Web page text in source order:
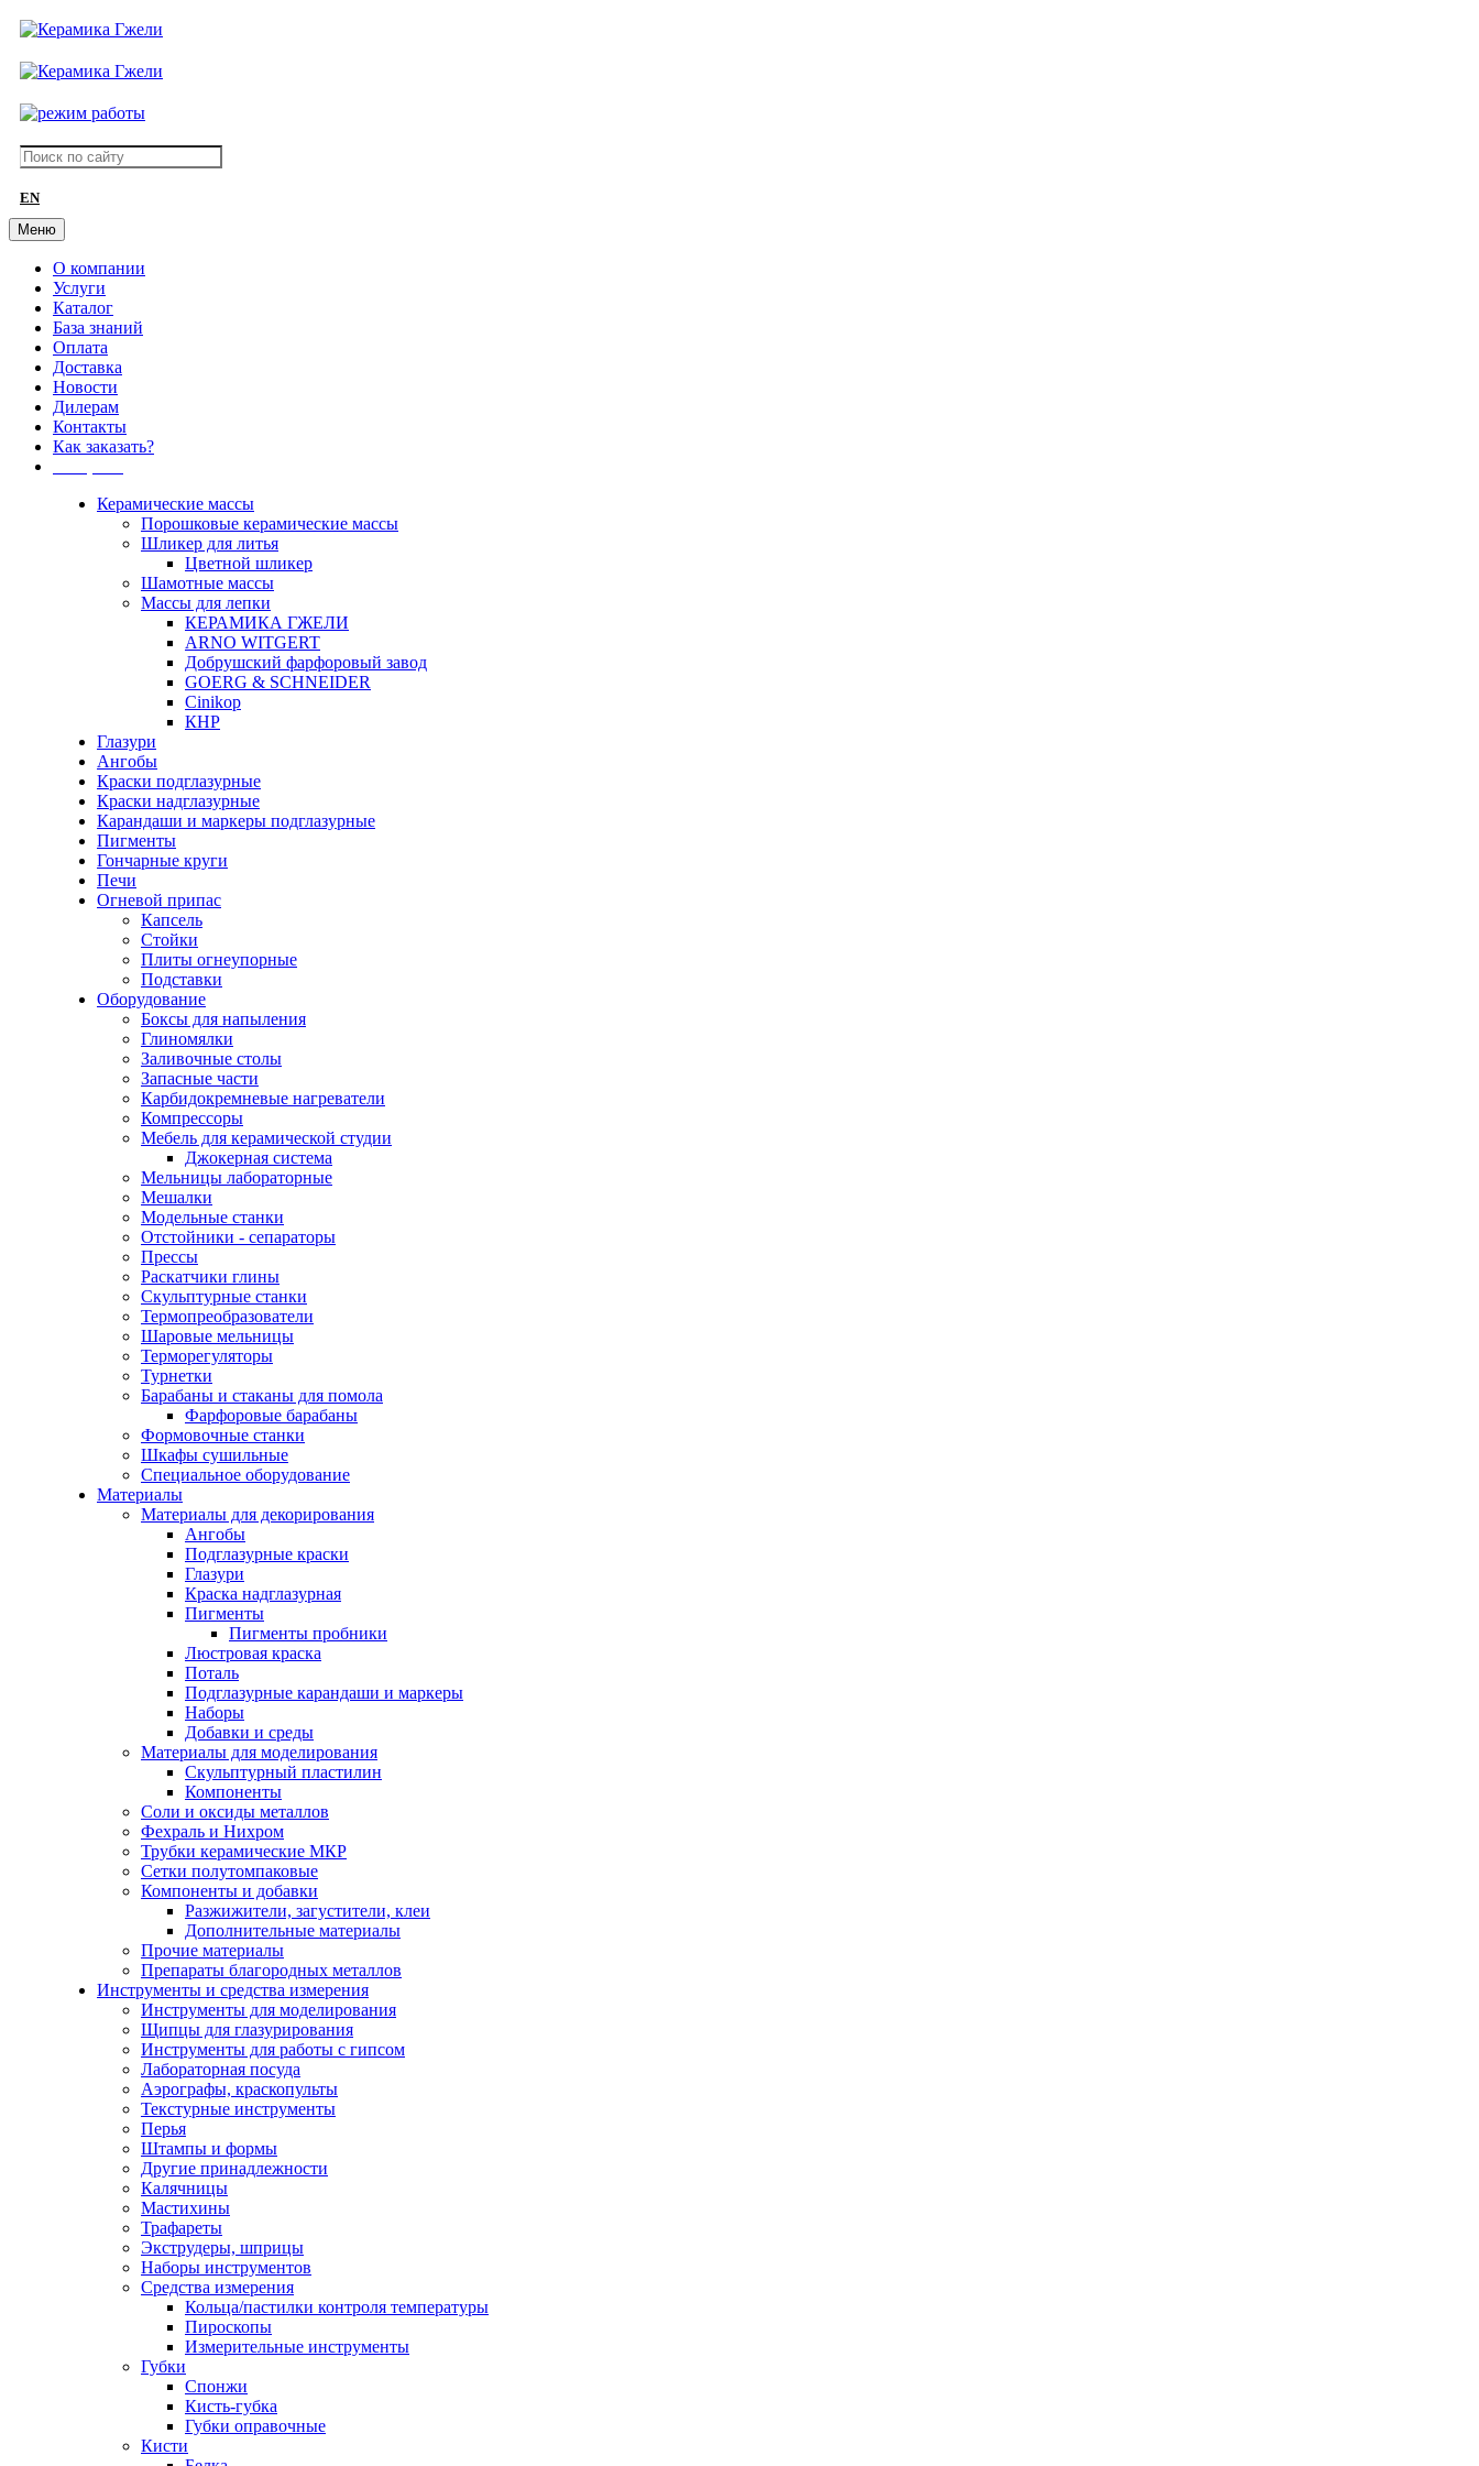
EN
Меню
О компании
Услуги
Каталог
База знаний
Оплата
Доставка
Новости
Дилерам
Контакты
Как заказать?
Керамические массы
Порошковые керамические массы
Шликер для литья
Цветной шликер
Шамотные массы
Массы для лепки
КЕРАМИКА ГЖЕЛИ
ARNO WITGERT
Добрушский фарфоровый завод
GOERG & SCHNEIDER
Cinikop
КНР
Глазури
Ангобы
Краски подглазурные
Краски надглазурные
Карандаши и маркеры подглазурные
Пигменты
Гончарные круги
Печи
Огневой припас
Капсель
Стойки
Плиты огнеупорные
Подставки
Оборудование
Боксы для напыления
Глиномялки
Заливочные столы
Запасные части
Карбидокремневые нагреватели
Компрессоры
Мебель для керамической студии
Джокерная система
Мельницы лабораторные
Мешалки
Модельные станки
Отстойники - сепараторы
Прессы
Раскатчики глины
Скульптурные станки
Термопреобразователи
Шаровые мельницы
Терморегуляторы
Турнетки
Барабаны и стаканы для помола
Фарфоровые барабаны
Формовочные станки
Шкафы сушильные
Специальное оборудование
Материалы
Материалы для декорирования
Ангобы
Подглазурные краски
Глазури
Краска надглазурная
Пигменты
Пигменты пробники
Люстровая краска
Поталь
Подглазурные карандаши и маркеры
Наборы
Добавки и среды
Материалы для моделирования
Скульптурный пластилин
Компоненты
Соли и оксиды металлов
Фехраль и Нихром
Трубки керамические МКР
Сетки полутомпаковые
Компоненты и добавки
Разжижители, загустители, клеи
Дополнительные материалы
Прочие материалы
Препараты благородных металлов
Инструменты и средства измерения
Инструменты для моделирования
Щипцы для глазурирования
Инструменты для работы с гипсом
Лабораторная посуда
Аэрографы, краскопульты
Текстурные инструменты
Перья
Штампы и формы
Другие принадлежности
Калячницы
Мастихины
Трафареты
Экструдеры, шприцы
Наборы инструментов
Средства измерения
Кольца/пастилки контроля температуры
Пироскопы
Измерительные инструменты
Губки
Спонжи
Кисть-губка
Губки оправочные
Кисти